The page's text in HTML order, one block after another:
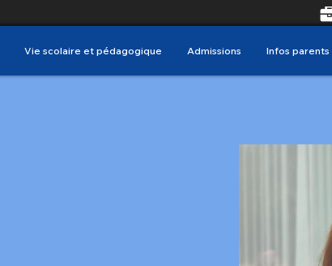
Vie scolaire et pédagogique Admissions Infos parents